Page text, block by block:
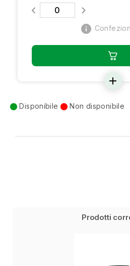
info
add
Disponibile Non disponibile
Prodotti